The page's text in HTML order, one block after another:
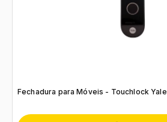
Fechadura para Móveis - Touchlock Yale